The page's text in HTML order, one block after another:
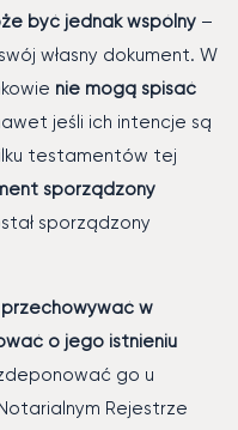
być jednak wspólny –
własny dokument. W
nie mogą spisać
jeśli ich intencje są
testamentów tej
sporządzony
sporządzony
w
o jego istnieniu
go u
Rejestrze